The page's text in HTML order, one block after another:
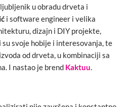
u obradu drveta i
i software engineer i velika
dizajn i DIY projekte,
su svoje hobije i interesovanja, te
od drveta, u kombinaciji sa
I nastao je brend Kaktuu.